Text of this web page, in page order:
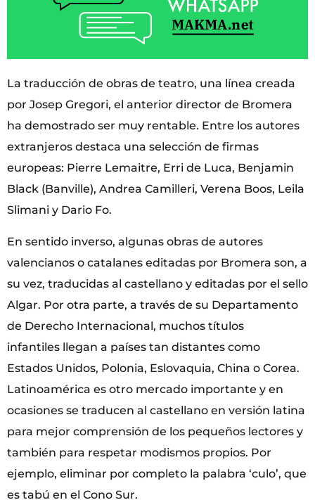
La traducción de obras de teatro, una línea creada
por Josep Gregori, el anterior director de Bromera
ha demostrado ser muy rentable. Entre los autores
extranjeros destaca una selección de firmas
europeas: Pierre Lemaitre, Erri de Luca, Benjamin
Black (Banville), Andrea Camilleri, Verena Boos, Leila
Slimani y Dario Fo.
En sentido inverso, algunas obras de autores
valencianos o catalanes editadas por Bromera son, a
su vez, traducidas al castellano y editadas por el sello
Algar. Por otra parte, a través de su Departamento
de Derecho Internacional, muchos títulos
infantiles llegan a países tan distantes como
Estados Unidos, Polonia, Eslovaquia, China o Corea.
Latinoamérica es otro mercado importante y en
ocasiones se traducen al castellano en versión latina
para mejor comprensión de los pequeños lectores y
también para respetar modismos propios. Por
ejemplo, eliminar por completo la palabra ‘culo’, que
es tabú en el Cono Sur.